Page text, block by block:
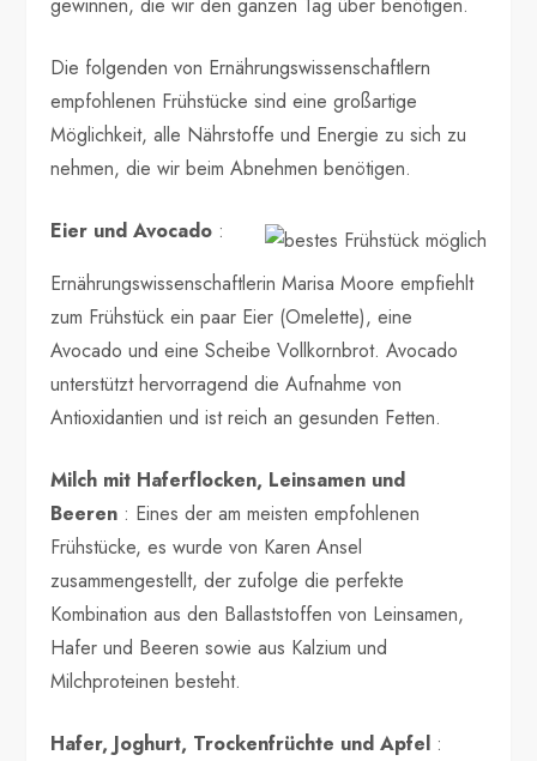
Die folgenden von Ernährungswissenschaftlern
empfohlenen Frühstücke sind eine großartige
Möglichkeit, alle Nährstoffe und Energie zu sich zu
nehmen, die wir beim Abnehmen benötigen.
Eier und Avocado :
Ernährungswissenschaftlerin Marisa Moore empfiehlt
zum Frühstück ein paar Eier (Omelette), eine
Avocado und eine Scheibe Vollkornbrot. Avocado
unterstützt hervorragend die Aufnahme von
Antioxidantien und ist reich an gesunden Fetten.
Milch mit Haferflocken, Leinsamen und
Beeren : Eines der am meisten empfohlenen
Frühstücke, es wurde von Karen Ansel
zusammengestellt, der zufolge die perfekte
Kombination aus den Ballaststoffen von Leinsamen,
Hafer und Beeren sowie aus Kalzium und
Milchproteinen besteht.
Hafer, Joghurt, Trockenfrüchte und Apfel :